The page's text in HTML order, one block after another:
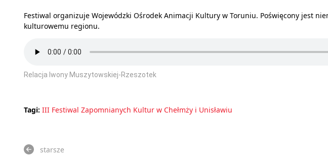
Festiwal organizuje Wojewódzki Ośrodek Animacji Kultury w Toruniu. Poświęcony jest
kulturowemu regionu.
Relacja Iwony Muszytowskiej-Rzeszotek
Tagi: III Festiwal Zapomnianych Kultur w Chełmży i Unisławiu
starsze